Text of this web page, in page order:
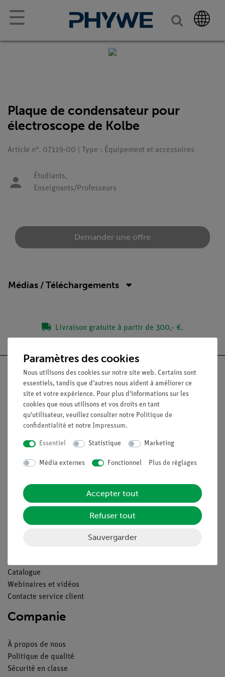
☰
Plaque de condensateur pour
électroscope de Kolbe
Article n°. 07119-00 | Type : Équipement et accessoires
Étudiants,
Enseignants/Professeurs
Demander une offre
Médias / Téléchargements
Livraison gratuite à partir de 300,- €.
Nach oben
Contact
Déclaration de confidentialité
Mentions légales
Service
Catalogue
Webinaires et vidéos
Contacte service client
Companie
À propos de nous
Politique de qualité
Sécurité en classe
Paramètres des cookies
Nous utilisons des cookies sur notre site web. Certains sont
essentiels, tandis que d'autres nous aident à améliorer ce
site et votre expérience. Pour plus d'informations sur les
cookies que nous utilisons et vos droits en tant
qu'utilisateur, veuillez consulter notre Politique de
confidentialité et notre Impressum.
Essentiel Statistique Marketing
Média externes Fonctionnel Plus de réglages
Accepter tout
Refuser tout
Sauvergarder